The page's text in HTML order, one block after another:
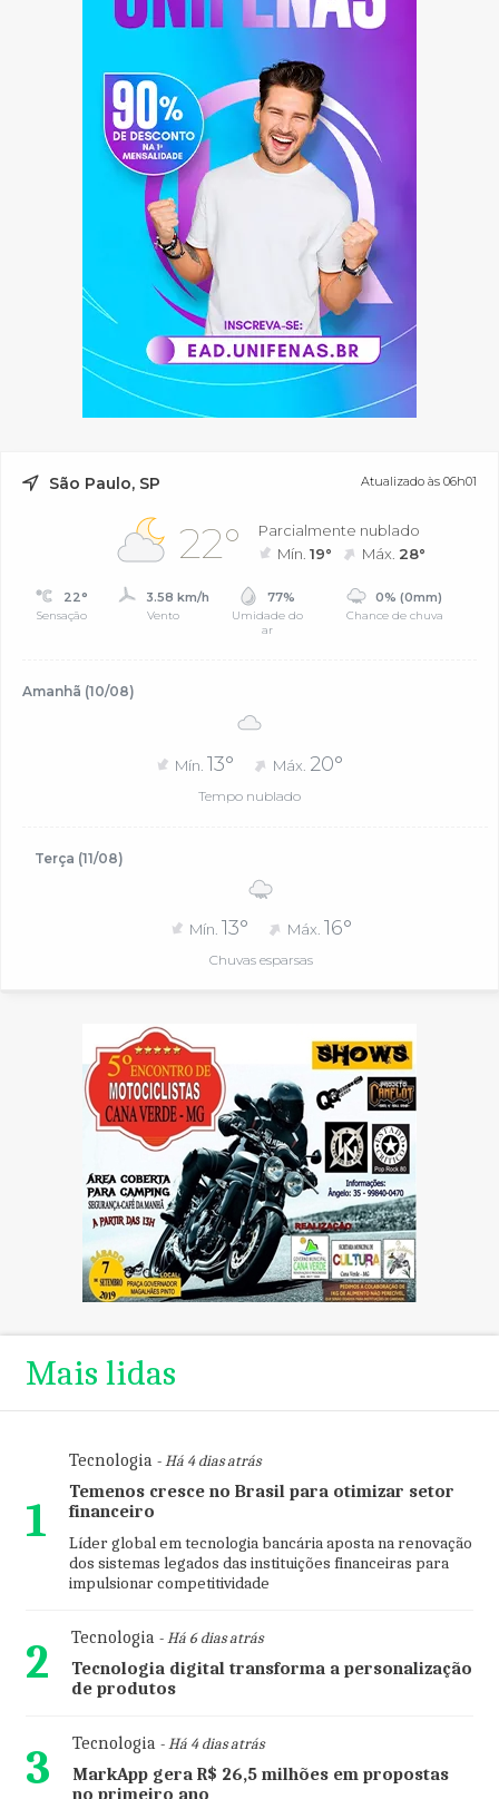
São Paulo, SP Atualizado às 06h01
22°
Parcialmente nublado
Mín.19° Máx. 28°
22°
Sensação
3.58 km/h
Vento
77%
Umidade do
ar
0% (0mm)
Chance de chuva
Amanhã (10/08)
Mín. 13° Máx. 20°
Tempo nublado
Terça (11/08)
Mín. 13° Máx. 16°
Chuvas esparsas
Mais lidas
1
Tecnologia- Há 4 dias atrás
Temenos cresce no Brasil para otimizar setor
financeiro
Líder global em tecnologia bancária aposta na renovação
dos sistemas legados das instituições financeiras para
impulsionar competitividade
2 Tecnologia- Há 6 dias atrás
Tecnologia digital transforma a personalização
de produtos
3 Tecnologia- Há 4 dias atrás
MarkApp gera R$ 26,5 milhões em propostas
no primeiro ano